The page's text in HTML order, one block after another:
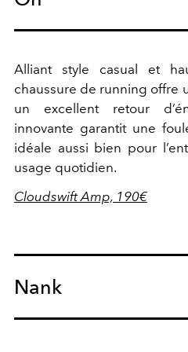
Alliant style casual et
chaussure de running offre
un excellent retour
innovante garantit une
idéale aussi bien pour
usage quotidien.
Cloudswift Amp, 190€
Nank